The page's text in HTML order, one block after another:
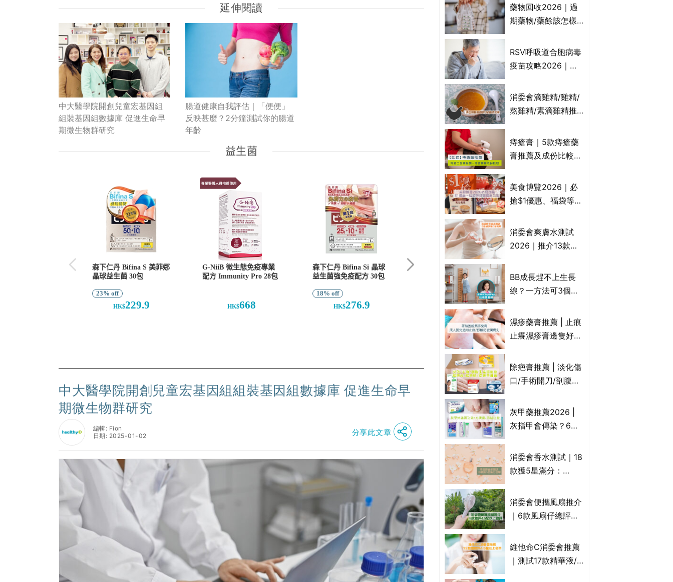
延伸閱讀
中大醫學院開創兒童宏基因組
組裝基因組數據庫 促進生命早
期微生物群研究
腸道健康自我評估｜「便便」
反映甚麼？2分鐘測試你的腸道
年齡
中大醫學院開創兒童宏基因組組裝基因組數據庫 促進生命早
期微生物群研究
編輯: Fion
日期: 2025-01-02
分享此文章
屬處方藥物？有哪些
受關注成分？｜必知
藥物回收2026｜過
期藥物/藥餘該怎樣
地點一覽｜屈臣氏、
萬寧、首衛、綠領行
RSV呼吸道合胞病毒
疫苗攻略2026｜
高危？RSV疫苗價錢
比較、打針後反應處
消委會滴雞精/雞精/
熬雞精/素滴雞精推
款含致癌物 9款總評
達5星滿分名單 屈臣
痔瘡膏｜5款痔瘡藥
膏推薦及成份比較
有效紓緩痔瘡疼痛痕
癢｜附痔瘡成因及病
美食博覽2026｜必
搶$1優惠、福袋等精
日期、官網及門票詳
情｜持續更新
消委會爽膚水測試
2026｜推介13款總
Cetaphil、The
Ordinary、
BB成長趕不上生長
線？一方法可3個月
懂得把握1歲起「長
高黃金期」
濕疹藥膏推薦 | 止痕
止癢濕疹膏邊隻好？
膏/濕疹膏 嬰兒BB濕
疹皮膚適用！紓緩防
一覽)
除疤膏推薦 | 淡化傷
口/手術開刀/剖腹生
藥膏/除疤筆/除疤貼
比較（消委會教揀選
灰甲藥推薦2026 |
灰指甲會傳染？6款
膏/抗甲癬油劑的功
效/價格比較：羅霉
消委會香水測試｜18
款獲5星滿分：
ARMANI、Marks &
Spencer、CHANEL
消委會便攜風扇推介
｜6款風扇仔總評達
品 MUJI、
Francfranc、
維他命C消委會推薦
｜測試17款精華液/